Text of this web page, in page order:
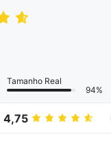
Tamanho Real
94%
4,75